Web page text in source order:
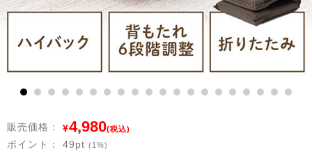
10 11 12 13 14 15 16 17 18 19
販売価格： ¥4,980(税込)
ポイント： 49pt (1%)